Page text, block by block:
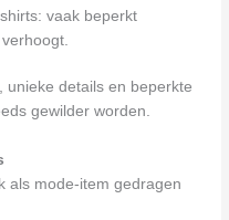
vaak beperkt
unieke details en beperkte
gewilder worden.
als mode-item gedragen